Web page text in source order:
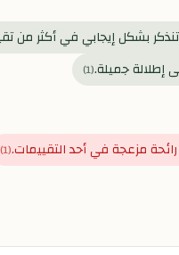
بشكل إيجابي في أكثر من
إطلالة جميلة.(
1
)
مزعجة في أحد التقييمات.(
1
)